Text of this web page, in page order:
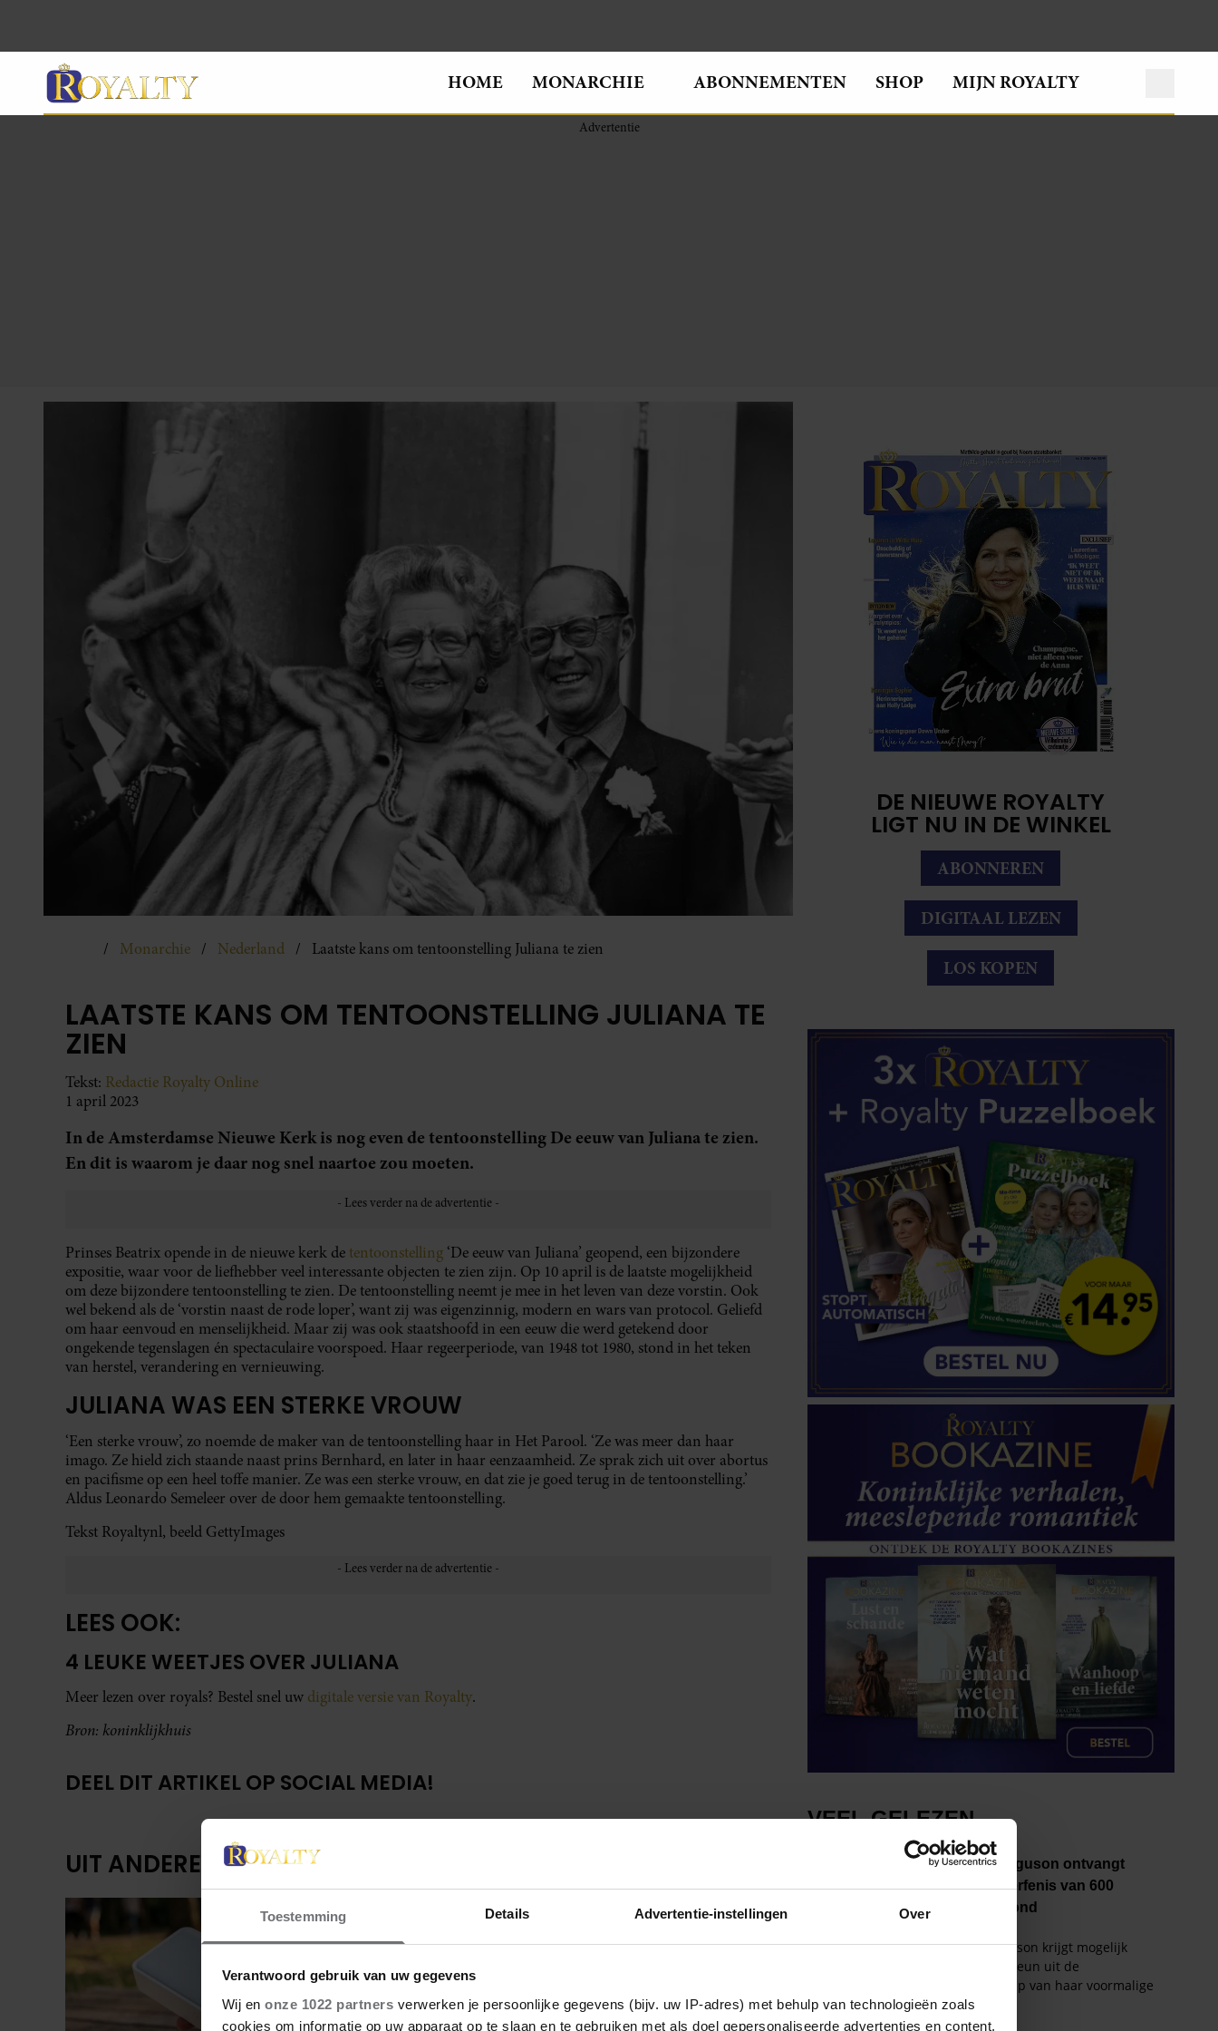
Toestemming Details Advertentie-instellingen Over
Verantwoord gebruik van uw gegevens
Wij en onze 1022 partners verwerken je persoonlijke gegevens (bijv. uw IP-adres) met behulp van technologieën zoals
cookies om informatie op uw apparaat op te slaan en te gebruiken met als doel gepersonaliseerde advertenties en content,
HOME MONARCHIE ABONNEMENTEN SHOP MIJN ROYALTY
Monarchie Nederland Laatste kans om tentoonstelling Juliana te zien
LAATSTE KANS OM TENTOONSTELLING JULIANA TE
ZIEN
Tekst: Redactie Royalty Online
1 april 2023
In de Amsterdamse Nieuwe Kerk is nog even de tentoonstelling De eeuw van Juliana te zien.
En dit is waarom je daar nog snel naartoe zou moeten.
Prinses Beatrix opende in de nieuwe kerk de tentoonstelling ‘De eeuw van Juliana’ geopend, een bijzondere
expositie, waar voor de liefhebber veel interessante objecten te zien zijn. Op 10 april is de laatste mogelijkheid
om deze bijzondere tentoonstelling te zien. De tentoonstelling neemt je mee in het leven van deze vorstin. Ook
wel bekend als de ‘vorstin naast de rode loper’, want zij was eigenzinnig, modern en wars van protocol. Geliefd
om haar eenvoud en menselijkheid. Maar zij was ook staatshoofd in een eeuw die werd getekend door
ongekende tegenslagen én spectaculaire voorspoed. Haar regeerperiode, van 1948 tot 1980, stond in het teken
van herstel, verandering en vernieuwing.
JULIANA WAS EEN STERKE VROUW
‘Een sterke vrouw’, zo noemde de maker van de tentoonstelling haar in Het Parool. ‘Ze was meer dan haar
imago. Ze hield zich staande naast prins Bernhard, en later in haar eenzaamheid. Ze sprak zich uit over abortus
en pacifisme op een heel toffe manier. Ze was een sterke vrouw, en dat zie je goed terug in de tentoonstelling.’
Aldus Leonardo Semeleer over de door hem gemaakte tentoonstelling.
Tekst Royaltynl, beeld GettyImages
LEES OOK:
4 LEUKE WEETJES OVER JULIANA
Meer lezen over royals? Bestel snel uw digitale versie van Royalty.
Bron: koninklijkhuis
DEEL DIT ARTIKEL OP SOCIAL MEDIA!
UIT ANDERE MEDIA
DE NIEUWE ROYALTY
LIGT NU IN DE WINKEL
ABONNEREN
DIGITAAL LEZEN
LOS KOPEN